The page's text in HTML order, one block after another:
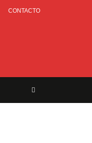
CONTACTO